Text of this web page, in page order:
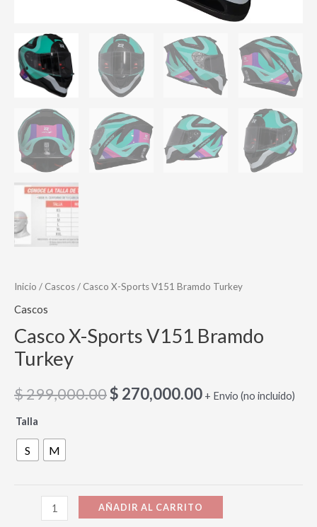
Inicio / Cascos/ Casco X-Sports V151 Bramdo Turkey
Cascos
Casco X-Sports V151 Bramdo
Turkey
$299,000.00$ 270,000.00 + Envio (no incluido)
Talla
S M
AÑADIR AL CARRITO